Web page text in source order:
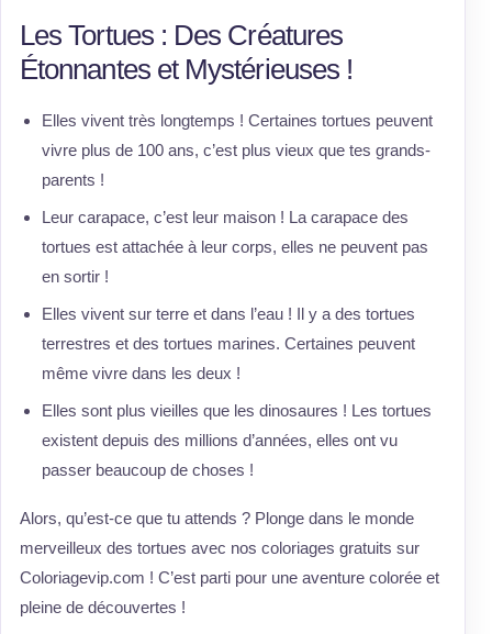
Les Tortues : Des Créatures
Étonnantes et Mystérieuses !
Elles vivent très longtemps ! Certaines tortues peuvent
vivre plus de 100 ans, c’est plus vieux que tes grands-
parents !
Leur carapace, c’est leur maison ! La carapace des
tortues est attachée à leur corps, elles ne peuvent pas
en sortir !
Elles vivent sur terre et dans l’eau ! Il y a des tortues
terrestres et des tortues marines. Certaines peuvent
même vivre dans les deux !
Elles sont plus vieilles que les dinosaures ! Les tortues
existent depuis des millions d’années, elles ont vu
passer beaucoup de choses !
Alors, qu’est-ce que tu attends ? Plonge dans le monde
merveilleux des tortues avec nos coloriages gratuits sur
Coloriagevip.com ! C’est parti pour une aventure colorée et
pleine de découvertes !